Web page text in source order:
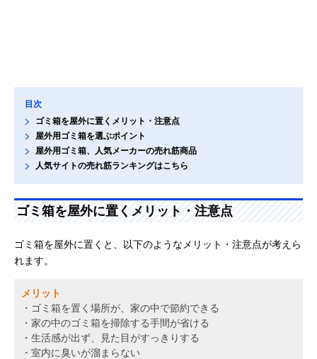
目次
ゴミ箱を屋外に置くメリット・注意点
屋外用ゴミ箱を選ぶポイント
屋外用ゴミ箱、人気メーカーの売れ筋商品
人気サイトの売れ筋ランキングはこちら
ゴミ箱を屋外に置くメリット・注意点
ゴミ箱を屋外に置くと、以下のようなメリット・注意点が考えら
れます。
メリット
・ゴミ箱を置く場所が、家の中で節約できる
・家の中のゴミ箱を掃除する手間が省ける
・生活感が出ず、見た目がすっきりする
・室内に臭いが溜まらない